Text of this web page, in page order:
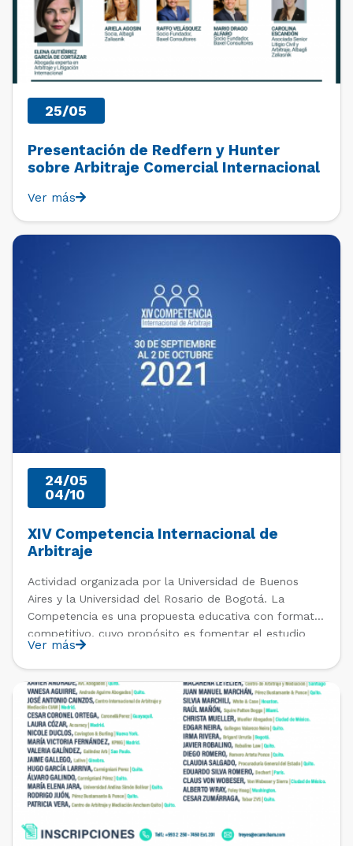
25/05
Presentación de Redfern y Hunter
sobre Arbitraje Comercial Internacional
Ver más
PAST EVENTS
24/05
04/10
XIV Competencia Internacional de
Arbitraje
Actividad organizada por la Universidad de Buenos
Aires y la Universidad del Rosario de Bogotá. La
Competencia es una propuesta educativa con formato
competitivo, cuyo propósito es fomentar el estudio
del Derecho Comercial Internacional y el Arbitraje
como método de resolución de conflictos. Encuentra
toda la información en la web […]
Ver más
PAST EVENTS